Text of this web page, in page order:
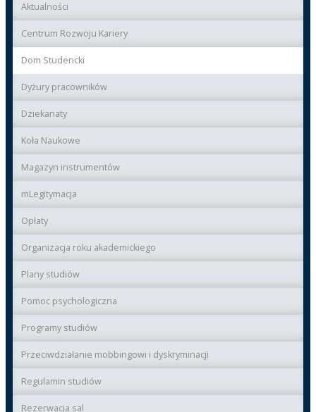
Aktualności
Centrum Rozwoju Kariery
Dom Studencki
Dyżury pracowników
Dziekanaty
Koła Naukowe
Magazyn instrumentów
mLegitymacja
Opłaty
Organizacja roku akademickiego
Plany studiów
Pomoc psychologiczna
Programy studiów
Przeciwdziałanie mobbingowi i dyskryminacji
Regulamin studiów
Rezerwacja sal